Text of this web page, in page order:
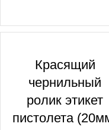
Красящий
чернильный
ролик этикет
пистолета